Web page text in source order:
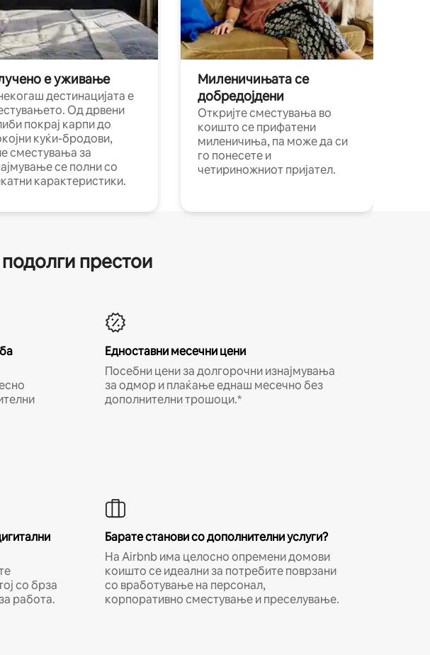
е уживање
дестинацијата е
Од дрвени
покрај карпи до
куќи-бродови,
сместувања за
се полни со
карактеристики.
Миленичињата се
добредојдени
Откријте сместувања во
коишто се прифатени
миленичиња, па може да си
го понесете и
четириножниот пријател.
престои
Едноставни месечни цени
Посебни цени за долгорочни изнајмувања
за одмор и плаќање еднаш месечно без
дополнителни трошоци.*
со брза
работа.
Барате станови со дополнителни услуги?
На Airbnb има целосно опремени домови
коишто се идеални за потребите поврзани
со вработување на персонал,
корпоративно сместување и преселување.